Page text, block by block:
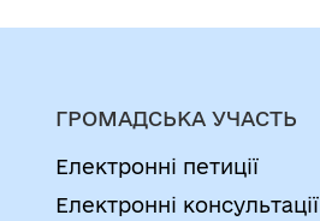
ГРОМАДСЬКА УЧАСТЬ
Електронні петиції
Електронні консультації